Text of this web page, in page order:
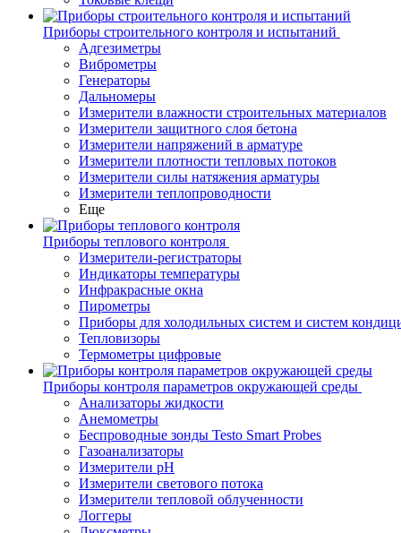
Приборы строительного контроля и испытаний
Адгезиметры
Виброметры
Генераторы
Дальномеры
Измерители влажности строительных материалов
Измерители защитного слоя бетона
Измерители напряжений в арматуре
Измерители плотности тепловых потоков
Измерители силы натяжения арматуры
Измерители теплопроводности
Еще
Приборы теплового контроля
Измерители-регистраторы
Индикаторы температуры
Инфракрасные окна
Пирометры
Приборы для холодильных систем и систем
Тепловизоры
Термометры цифровые
Приборы контроля параметров окружающей среды
Анализаторы жидкости
Анемометры
Беспроводные зонды Testo Smart Probes
Газоанализаторы
Измерители pH
Измерители светового потока
Измерители тепловой облученности
Логгеры